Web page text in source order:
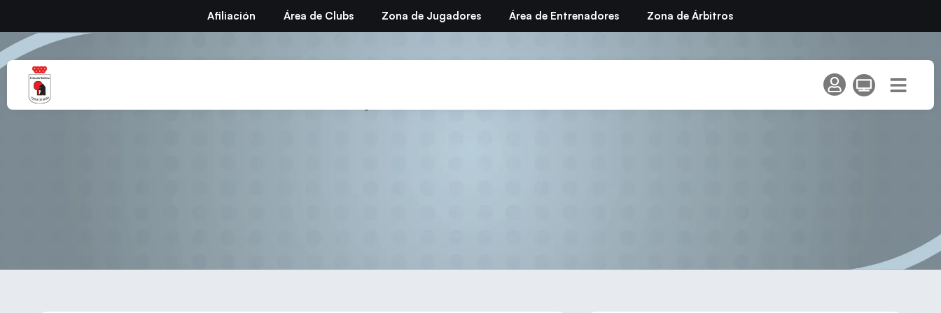
Afiliación Área de Clubs Zona de Jugadores Área de Entrenadores Zona de Árbitros
Mireia Cifuentes, subcampeona individual cadete en el TIC de Calella